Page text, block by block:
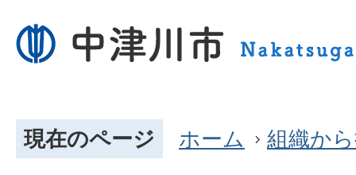
現在のページ ホーム 組織か